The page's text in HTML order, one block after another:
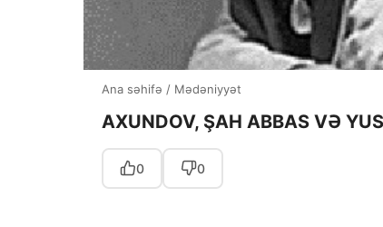
Ana səhifə / Mədəniyyət
AXUNDOV, ŞAH ABBAS VƏ
0 0